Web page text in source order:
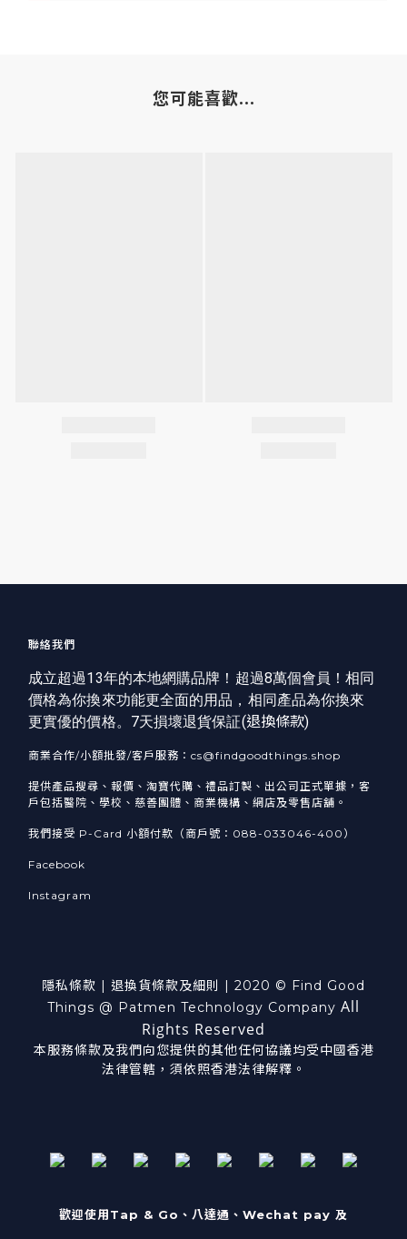
您可能喜歡...
聯絡我們
成立超過13年的本地網購品牌！超過8萬個會員！相同
價格為你換來功能更全面的用品，相同產品為你換來
更實優的價格。7天損壞退貨保証(退換條款)
商業合作/小額批發/客戶服務：cs@findgoodthings.shop
提供產品搜尋、報價、淘寶代購、禮品訂製、出公司正式單據，客
戶包括醫院、學校、慈善團體、商業機構、網店及零售店舖。
我們接受 P-Card 小額付款（商戶號：088-033046-400）
Facebook
Instagram
隱私條款 | 退換貨條款及細則 | 2020 © Find Good
Things @ Patmen Technology Company All
Rights Reserved
本服務條款及我們向您提供的其他任何協議均受中國香港
法律管轄，須依照香港法律解釋。
歡迎使用Tap & Go、八達通、Wechat pay 及